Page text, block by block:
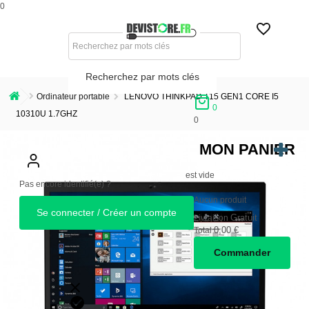
0
Recherchez par mots clés
Pas encore identifié(e) ?
Se connecter / Créer un compte
0
0
MON PANIER
est vide
Aucun produit
Livraison Gratuit
Total 0,00 €
Commander
Ordinateur portable
LENOVO THINKPAD T15 GEN1 CORE I5
10310U 1.7GHZ